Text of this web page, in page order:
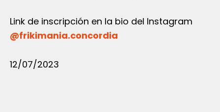
Link de inscripción en la bio del Instagram
@frikimania.concordia
12/07/2023